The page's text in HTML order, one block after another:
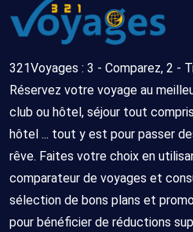
321Voyages : 3 - Comparez, 2 -
Réservez votre voyage au
club ou hôtel, séjour tout
hôtel ... tout y est pour passer
rêve. Faites votre choix en
comparateur de voyages et
sélection de bons plans et
pour bénéficier de réductions